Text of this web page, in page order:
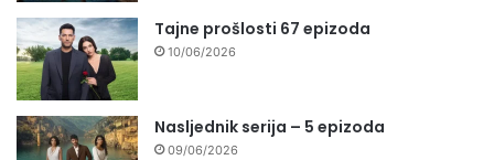
Tajne prošlosti 67 epizoda
10/06/2026
Nasljednik serija – 5 epizoda
09/06/2026